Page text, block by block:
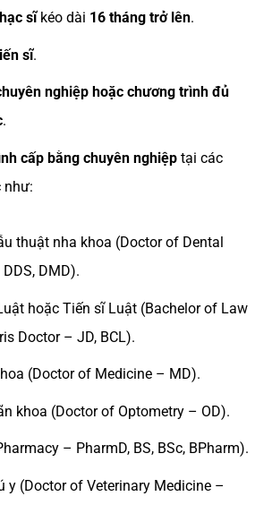
sĩkéo dài 16 tháng trở lên.
sĩ.
nghiệp hoặc chương trình đủ
.
cấp bằng chuyên nghiệptại các
như:
thuật nha khoa (Doctor of Dental
DMD).
hoặc Tiến sĩ Luật (Bachelor of Law
Doctor – JD, BCL).
(Doctor of Medicine – MD).
khoa (Doctor of Optometry – OD).
– PharmD, BS, BSc, BPharm).
y (Doctor of Veterinary Medicine –